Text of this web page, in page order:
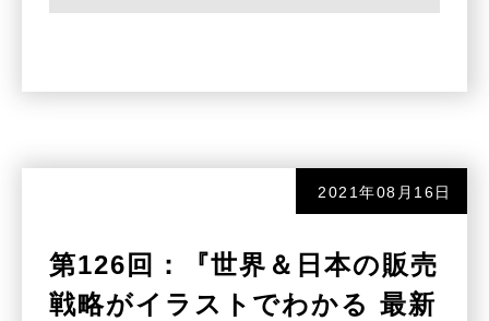
2021年08月16日
第126回：『世界＆日本の販売
戦略がイラストでわかる 最新